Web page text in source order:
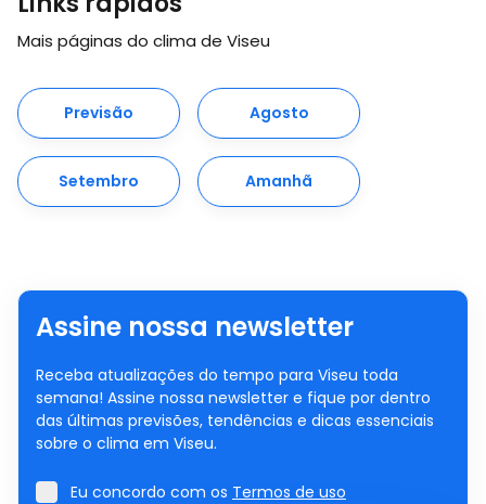
Mais páginas do clima de Viseu
Previsão Agosto
Setembro Amanhã
Assine nossa newsletter
Receba atualizações do tempo para Viseu toda
semana! Assine nossa newsletter e fique por dentro
das últimas previsões, tendências e dicas essenciais
sobre o clima em Viseu.
Eu concordo com os Termos de uso